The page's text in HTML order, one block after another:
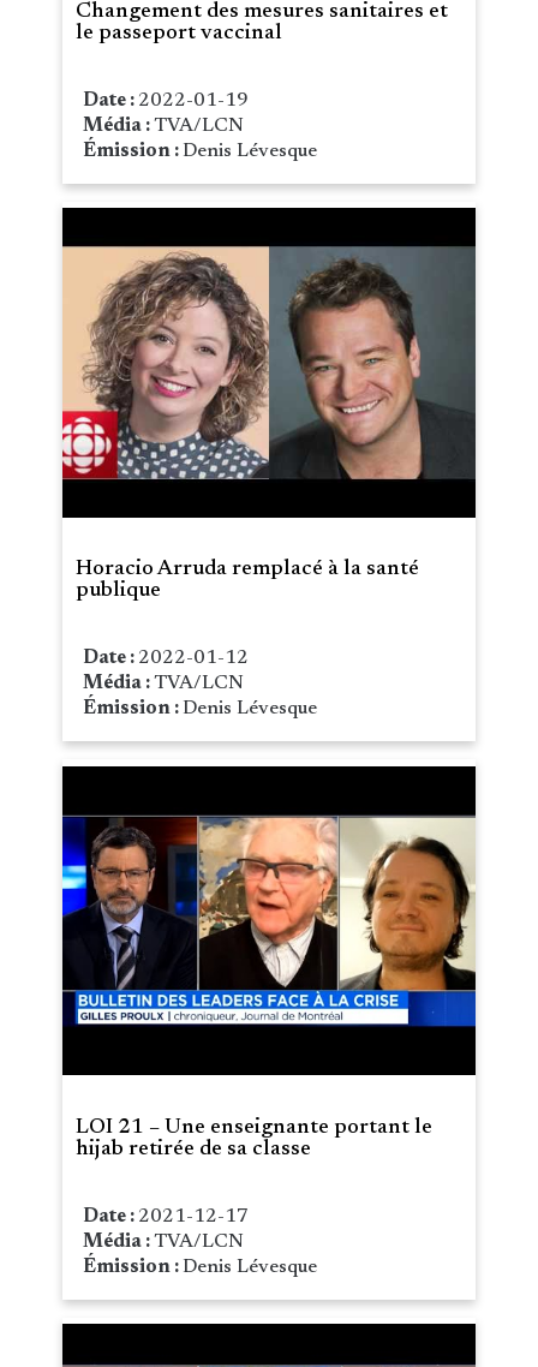
Changement des mesures sanitaires et
le passeport vaccinal
Date : 2022-01-19
Média :TVA/LCN
Émission : Denis Lévesque
Horacio Arruda remplacé à la santé
publique
Date : 2022-01-12
Média :TVA/LCN
Émission : Denis Lévesque
LOI 21 – Une enseignante portant le
hijab retirée de sa classe
Date : 2021-12-17
Média :TVA/LCN
Émission : Denis Lévesque